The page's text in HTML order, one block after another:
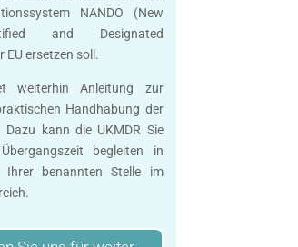
NANDO (New
and Designated
ersetzen soll.
weiterhin Anleitung zur
Handhabung der
Dazu kann die UKMDR Sie
begleiten in
Ihrer benannten Stelle im